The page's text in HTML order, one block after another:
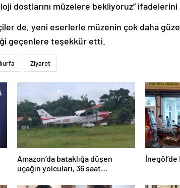
dostlarını müzelere bekliyoruz” ifadelerini
de, yeni eserlerle müzenin çok daha
geçenlere teşekkür etti.
Ziyaret
Amazon’da bataklığa düşen
uçağın yolcuları, 36 saat
İnegöl’de